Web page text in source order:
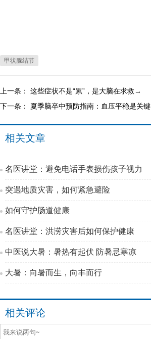
甲状腺结节
上一条： 这些症状不是“累”，是大脑在求救→
下一条： 夏季脑卒中预防指南：血压平稳是关键
相关文章
名医讲堂：避免电话手表损伤孩子视力
突遇地质灾害，如何紧急避险
如何守护肠道健康
名医讲堂：洪涝灾害后如何保护健康
中医说大暑：暑热有起伏 防暑忌寒凉
大暑：向暑而生，向丰而行
相关评论